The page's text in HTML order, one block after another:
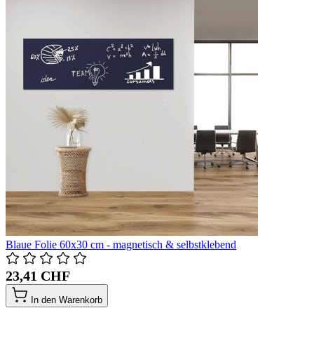
Blaue Folie 60x30 cm - magnetisch & selbstklebend
23,41 CHF
In den Warenkorb